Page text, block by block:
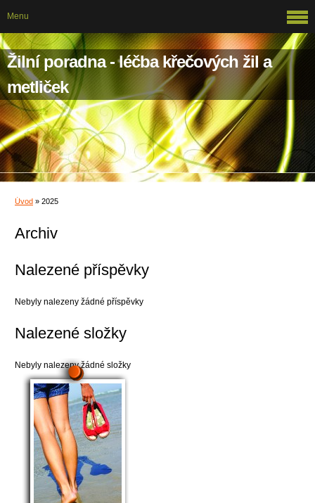
Žilní poradna - léčba křečových žil a
metliček
Úvod » 2025
Archiv
Nalezené příspěvky
Nebyly nalezeny žádné příspěvky
Nalezené složky
Nebyly nalezeny žádné složky
Menu